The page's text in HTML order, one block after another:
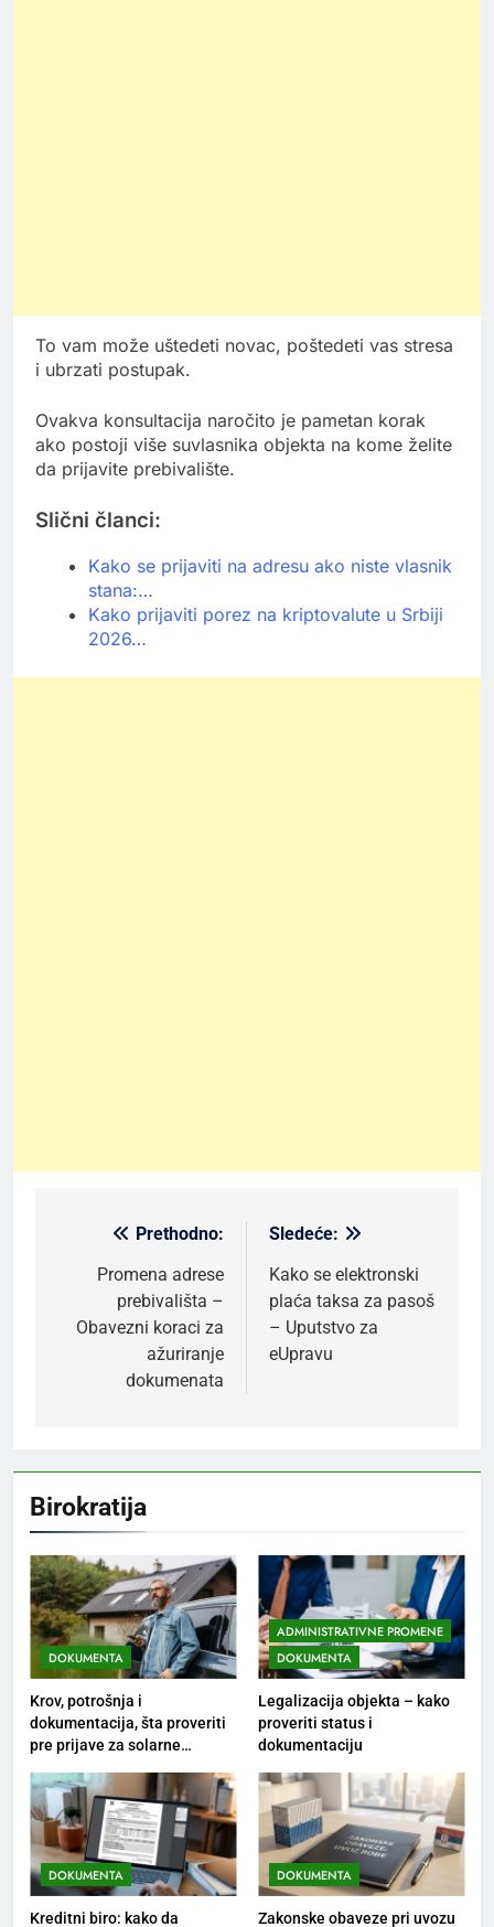
To vam može uštedeti novac, poštedeti vas stresa
i ubrzati postupak.
Ovakva konsultacija naročito je pametan korak
ako postoji više suvlasnika objekta na kome želite
da prijavite prebivalište.
Slični članci:
Kako se prijaviti na adresu ako niste vlasnik
stana:…
Kako prijaviti porez na kriptovalute u Srbiji
2026…
Kretanje
članka
Prethodno:
Promena adrese
prebivališta –
Obavezni koraci za
ažuriranje
dokumenata
Sledeće:
Kako se elektronski
plaća taksa za pasoš
– Uputstvo za
eUpravu
Birokratija
DOKUMENTA
Krov, potrošnja i
dokumentacija, šta proveriti
pre prijave za solarne
ADMINISTRATIVNE PROMENE
DOKUMENTA
Legalizacija objekta – kako
proveriti status i
dokumentaciju
DOKUMENTA
Kreditni biro: kako da
DOKUMENTA
Zakonske obaveze pri uvozu